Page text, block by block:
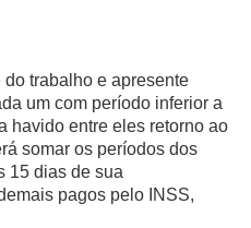
DO CONSELHO FISCAL
trabalho e apresente
um com período inferior a
havido entre eles retorno ao
somar os períodos dos
15 dias de sua
pagos pelo INSS,